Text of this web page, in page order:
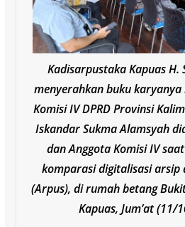
Kadisarpustaka Kapuas
menyerahkan buku karyanya
Komisi IV DPRD Provinsi
Iskandar Sukma Alamsyah
dan Anggota Komisi IV
komparasi digitalisasi arsip
(Arpus), di rumah betang
Kapuas, Jum’at (11/